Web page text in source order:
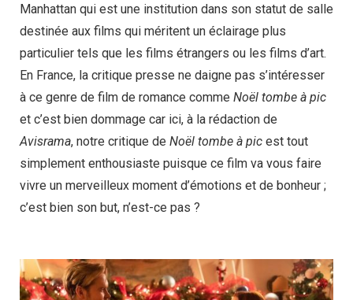
Manhattan qui est une institution dans son statut de salle
destinée aux films qui méritent un éclairage plus
particulier tels que les films étrangers ou les films d’art.
En France, la critique presse ne daigne pas s’intéresser
à ce genre de film de romance comme Noël tombe à pic
et c’est bien dommage car ici, à la rédaction de
Avisrama, notre critique de Noël tombe à pic est tout
simplement enthousiaste puisque ce film va vous faire
vivre un merveilleux moment d’émotions et de bonheur ;
c’est bien son but, n’est-ce pas ?